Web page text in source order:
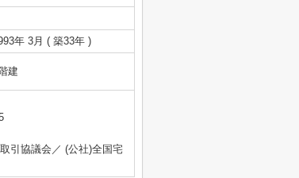
年 3月 ( 築33年 )
建
引協議会／ (公社)全国宅